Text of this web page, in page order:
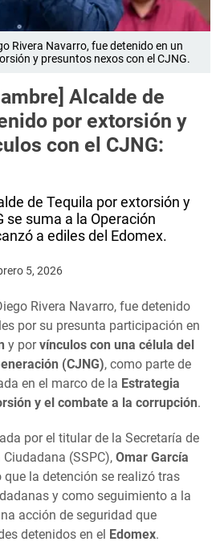
Rivera Navarro, fue detenido en un
y presuntos nexos con el CJNG.
Alcalde de
por extorsión y
con el CJNG:
de Tequila por extorsión y
se suma a la Operación
a ediles del Edomex.
5, 2026
Rivera Navarro, fue detenido
por su presunta participación en
y porvínculos con una célula del
(CJNG), como parte de
en el marco de la Estrategia
y el combate a la corrupción.
por el titular de la Secretaría de
(SSPC), Omar García
que la detención se realizó tras
y como seguimiento a la
acción de seguridad que
detenidos en el Edomex.